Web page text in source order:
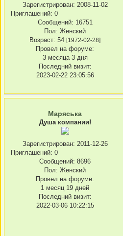
Зарегистрирован: 2008-11-02
Приглашений: 0
Сообщений: 16751
Пол: Женский
Возраст: 54 [1972-02-28]
Провел на форуме:
3 месяца 3 дня
Последний визит:
2023-02-22 23:05:56
Маряська
Душа компании!
Зарегистрирован: 2011-12-26
Приглашений: 0
Сообщений: 8696
Пол: Женский
Провел на форуме:
1 месяц 19 дней
Последний визит:
2022-03-06 10:22:15